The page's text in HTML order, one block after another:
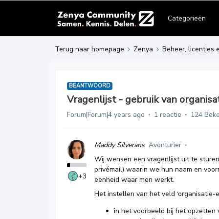
Categorieën
Terug naar homepage Zenya Beheer, licenties
BEANTWOORD
Vragenlijst - gebruik van
Forum|Forum|4 years ago 1 reactie 124
+3
Maddy Silverans Avonturier
Wij wensen een vragenlijst uit te
privémail) waarin we hun naam en
eenheid waar men werkt.
Het instellen van het veld
in het voorbeeld bij het